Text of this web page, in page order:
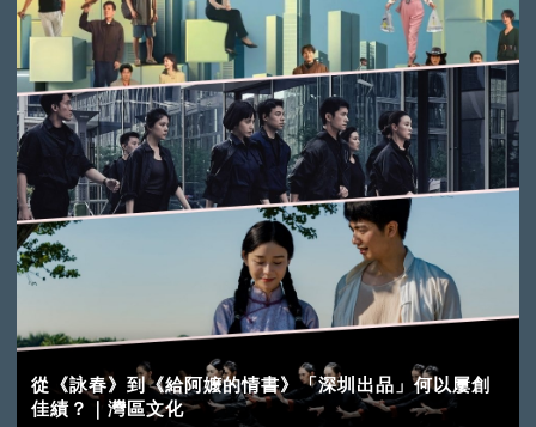
從《詠春》到《給阿嬤的情書》「深圳出品」何以屢創
佳績？｜灣區文化